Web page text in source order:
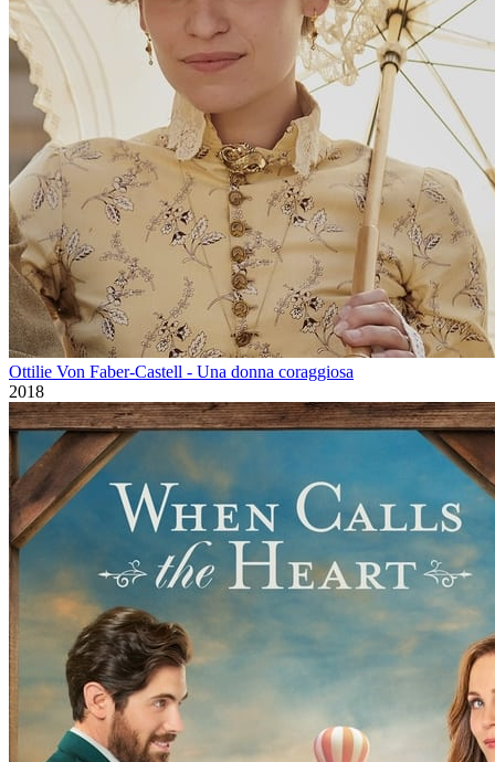
Ottilie Von Faber-Castell - Una donna coraggiosa
2018